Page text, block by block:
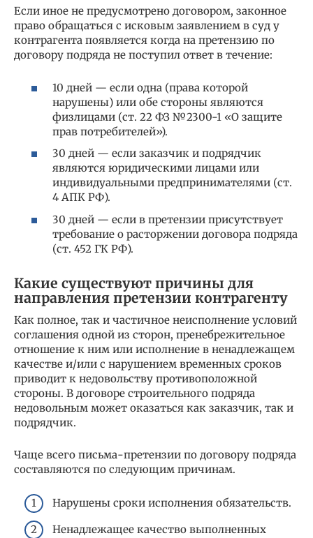
Если иное не предусмотрено договором, законное
право обращаться с исковым заявлением в суд у
контрагента появляется когда на претензию по
договору подряда не поступил ответ в течение:
10 дней — если одна (права которой
нарушены) или обе стороны являются
физлицами (ст. 22 ФЗ №2300-1 «О защите
прав потребителей»).
30 дней — если заказчик и подрядчик
являются юридическими лицами или
индивидуальными предпринимателями (ст.
4 АПК РФ).
30 дней — если в претензии присутствует
требование о расторжении договора подряда
(ст. 452 ГК РФ).
Какие существуют причины для
направления претензии контрагенту
Как полное, так и частичное неисполнение условий
соглашения одной из сторон, пренебрежительное
отношение к ним или исполнение в ненадлежащем
качестве и/или с нарушением временных сроков
приводит к недовольству противоположной
стороны. В договоре строительного подряда
недовольным может оказаться как заказчик, так и
подрядчик.
Чаще всего письма-претензии по договору подряда
составляются по следующим причинам.
Нарушены сроки исполнения обязательств.
Ненадлежащее качество выполненных